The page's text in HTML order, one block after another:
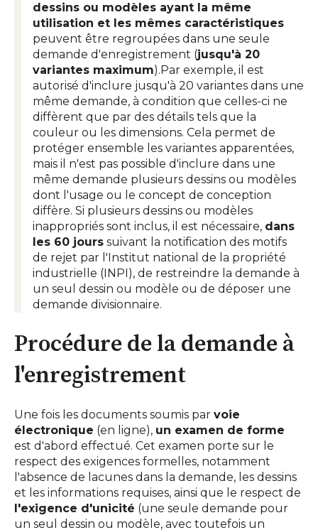
dessins ou modèles ayant la même
utilisation et les mêmes caractéristiques
peuvent être regroupées dans une seule
demande d'enregistrement (jusqu'à 20
variantes maximum).Par exemple, il est
autorisé d'inclure jusqu'à 20 variantes dans une
même demande, à condition que celles-ci ne
diffèrent que par des détails tels que la
couleur ou les dimensions. Cela permet de
protéger ensemble les variantes apparentées,
mais il n'est pas possible d'inclure dans une
même demande plusieurs dessins ou modèles
dont l'usage ou le concept de conception
diffère. Si plusieurs dessins ou modèles
inappropriés sont inclus, il est nécessaire, dans
les 60 jours suivant la notification des motifs
de rejet par l'Institut national de la propriété
industrielle (INPI), de restreindre la demande à
un seul dessin ou modèle ou de déposer une
demande divisionnaire.
Procédure de la demande à
l'enregistrement
Une fois les documents soumis par voie
électronique (en ligne), un examen de forme
est d'abord effectué. Cet examen porte sur le
respect des exigences formelles, notamment
l'absence de lacunes dans la demande, les dessins
et les informations requises, ainsi que le respect de
l'exigence d'unicité (une seule demande pour
un seul dessin ou modèle, avec toutefois un